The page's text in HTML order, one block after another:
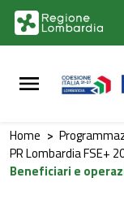
Vai al contenuto
Vai al footer
Home >
PR Lombardia FSE+
Beneficiari e